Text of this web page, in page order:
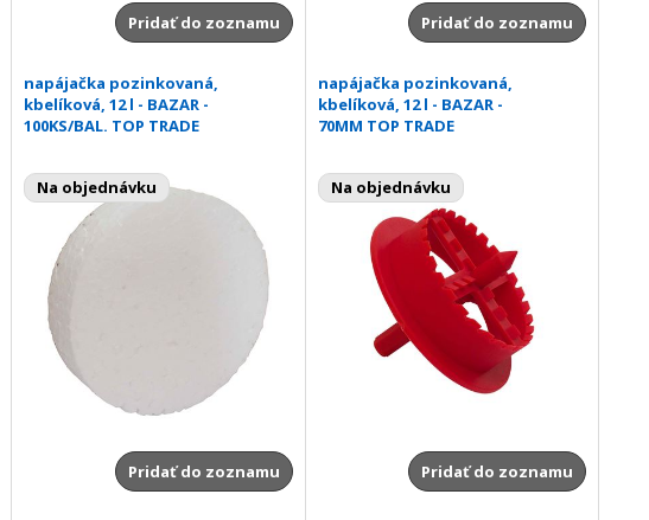
Pridať do zoznamu Pridať do zoznamu
napájačka pozinkovaná,
kbelíková, 12 l - BAZAR -
100KS/BAL. TOP TRADE
Na objednávku
Pridať do zoznamu
napájačka pozinkovaná,
kbelíková, 12 l - BAZAR -
70MM TOP TRADE
Na objednávku
Pridať do zoznamu